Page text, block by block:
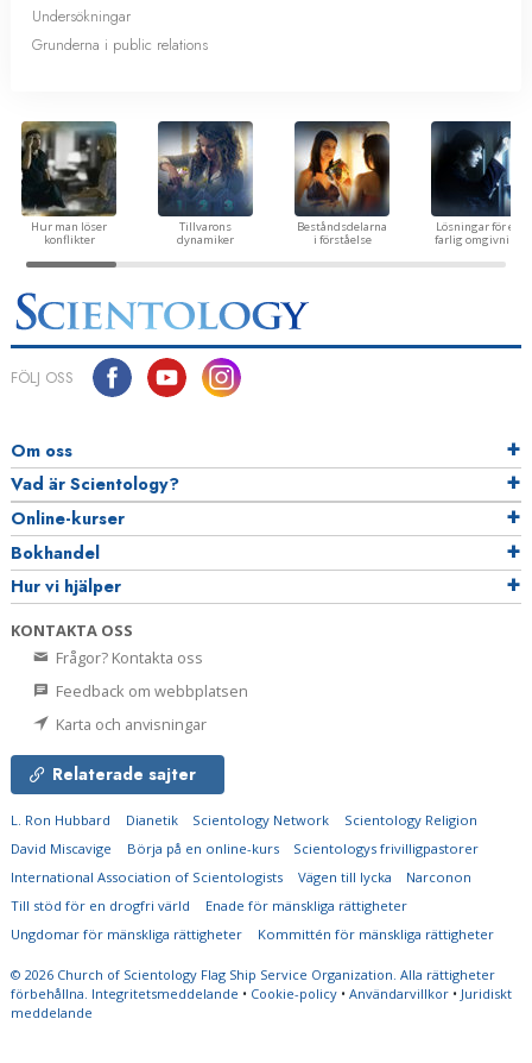
Undersökningar
Grunderna i public relations
Hur man löser
konflikter
Tillvarons
dynamiker
Beståndsdelarna
i förståelse
Lösningar för en
farlig omgivning
FÖLJ OSS
Om oss
Vad är Scientology?
Online-kurser
Bokhandel
Hur vi hjälper
KONTAKTA OSS
Frågor? Kontakta oss
Feedback om webbplatsen
Karta och anvisningar
Relaterade sajter
L. Ron Hubbard Dianetik Scientology Network
Scientology Religion
David Miscavige
Börja på en online-kurs
Scientologys frivilligpastorer
International Association of Scientologists
Vägen till lycka
Narconon
Till stöd för en drogfri värld
Enade för mänskliga rättigheter
Ungdomar för mänskliga rättigheter
Kommittén för mänskliga rättigheter
© 2026 Church of Scientology Flag Ship Service Organization. Alla rättigheter
förbehållna. Integritetsmeddelande • Cookie-policy • Användarvillkor • Juridiskt
meddelande